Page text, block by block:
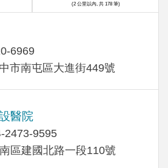
6969
市南屯區大進街449號
醫院
2473-9595
區建國北路一段110號
(2 公里以內, 共 178 筆)